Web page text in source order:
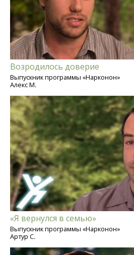
Возродилось доверие
Выпускник программы «Нарконон»
Алекс М.
«Я вернулся в семью»
Выпускник программы «Нарконон»
Артур С.